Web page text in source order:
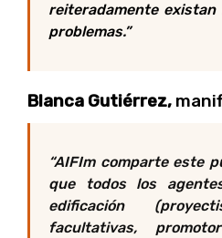
reiteradamente existan
problemas.”
Blanca Gutiérrez,
“AIFIm comparte este
que todos los
edificación
facultativas,